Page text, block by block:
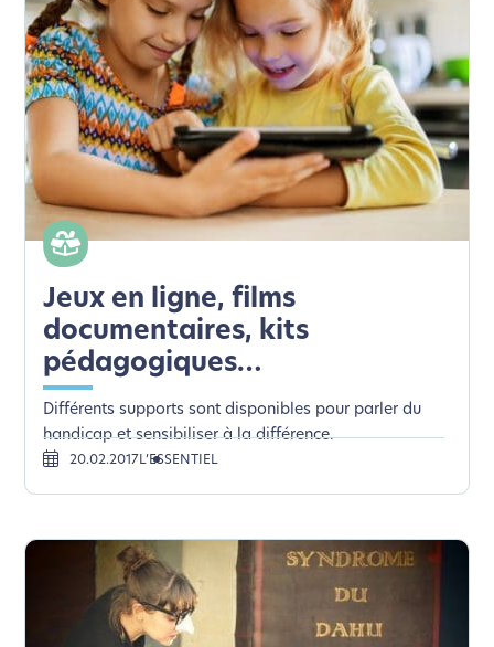
Jeux en ligne, films
documentaires, kits
pédagogiques…
Différents supports sont disponibles pour parler du
handicap et sensibiliser à la différence.
20.02.2017 L’ESSENTIEL